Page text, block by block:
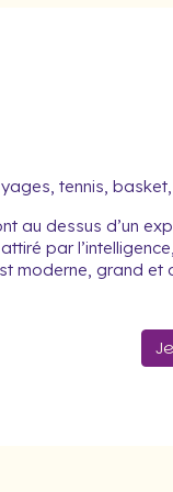
tennis,
au dessus d’un
par
moderne, grand et